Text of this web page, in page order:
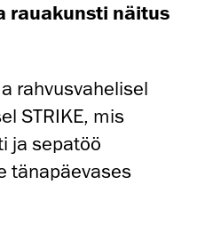
rauakunsti näitus
rahvusvahelisel
STRIKE, mis
ja sepatöö
tänapäevases